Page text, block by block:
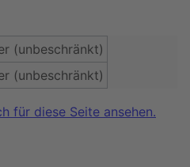
(unbeschränkt)
(unbeschränkt)
für diese Seite ansehen.